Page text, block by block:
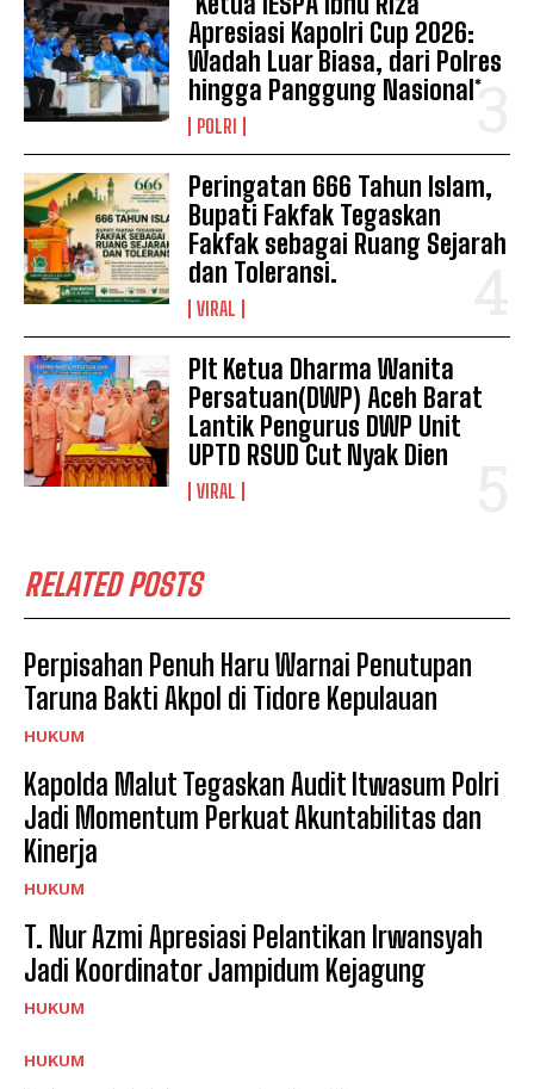
Apresiasi Kapolri Cup 2026:
Wadah Luar Biasa, dari Polres
hingga Panggung Nasional*
POLRI
Peringatan 666 Tahun Islam,
Bupati Fakfak Tegaskan
Fakfak sebagai Ruang Sejarah
dan Toleransi.
VIRAL
Plt Ketua Dharma Wanita
Persatuan(DWP) Aceh Barat
Lantik Pengurus DWP Unit
UPTD RSUD Cut Nyak Dien
VIRAL
RELATED POSTS
Perpisahan Penuh Haru Warnai Penutupan
Taruna Bakti Akpol di Tidore Kepulauan
HUKUM
Kapolda Malut Tegaskan Audit Itwasum Polri
Jadi Momentum Perkuat Akuntabilitas dan
Kinerja
HUKUM
T. Nur Azmi Apresiasi Pelantikan Irwansyah
Jadi Koordinator Jampidum Kejagung
HUKUM
HUKUM